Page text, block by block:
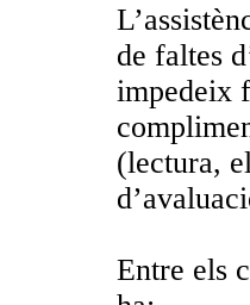
de faltes
impedeix
(lectura,
Entre els